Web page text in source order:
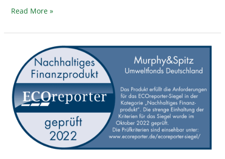
Read More »
ECOreporter-
Siegel
für
Murphy&Spitz
Umweltfonds
Deutschland